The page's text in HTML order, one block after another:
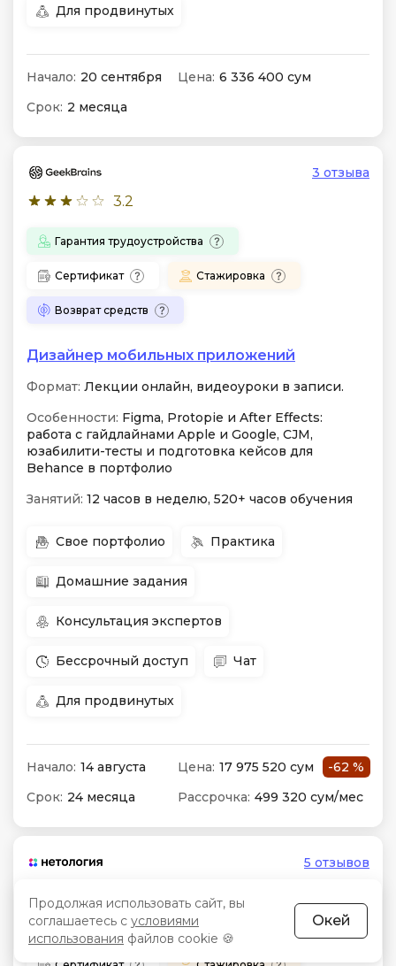
Для продвинутых
Начало: 20 сентября Цена: 6 336 400 сум
Срок: 2 месяца
3.2
3 отзыва
Гарантия трудоустройства
Сертификат Стажировка
Возврат средств
Дизайнер мобильных приложений
Формат: Лекции онлайн, видеоуроки в записи.
Особенности: Figma, Protopie и After Effects:
работа с гайдлайнами Apple и Google, CJM,
юзабилити-тесты и подготовка кейсов для
Behance в портфолио
Занятий: 12 часов в неделю, 520+ часов обучения
Свое портфолио Практика
Домашние задания
Консультация экспертов
Бессрочный доступ Чат
Для продвинутых
Начало: 14 августа Цена: 17 975 520 сум
-62 %
Срок: 24 месяца Рассрочка: 499 320 сум/мес
5 отзывов
Помощь с трудоустройством
Продолжая использовать сайт, вы
соглашаетесь с условиями
использования файлов cookie 🍪
Окей